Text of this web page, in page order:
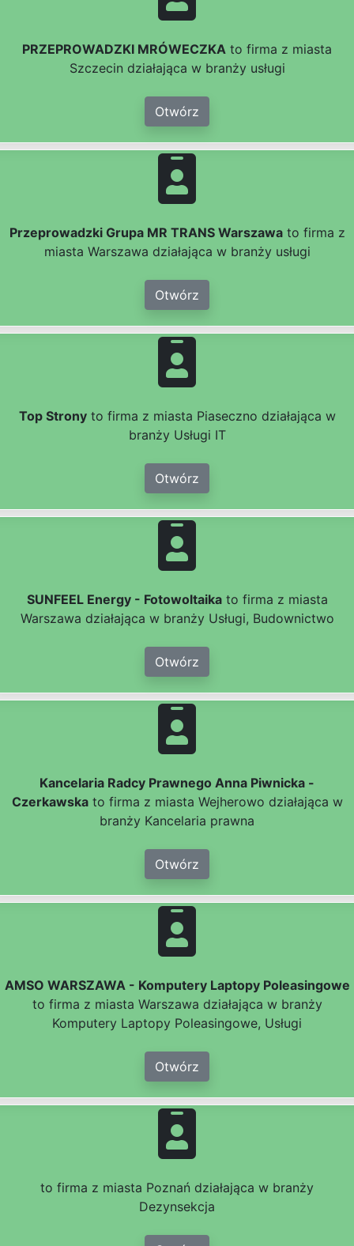
PRZEPROWADZKI MRÓWECZKA to firma z miasta
Szczecin działająca w branży usługi
Otwórz
Przeprowadzki Grupa MR TRANS Warszawato firma z
miasta Warszawa działająca w branży usługi
Otwórz
Top Stronyto firma z miasta Piaseczno działająca w
branży Usługi IT
Otwórz
SUNFEEL Energy - Fotowoltaikato firma z miasta
Warszawa działająca w branży Usługi, Budownictwo
Otwórz
Kancelaria Radcy Prawnego Anna Piwnicka -
Czerkawskato firma z miasta Wejherowo działająca w
branży Kancelaria prawna
Otwórz
AMSO WARSZAWA - Komputery Laptopy Poleasingowe
to firma z miasta Warszawa działająca w branży
Komputery Laptopy Poleasingowe, Usługi
Otwórz
to firma z miasta Poznań działająca w branży
Dezynsekcja